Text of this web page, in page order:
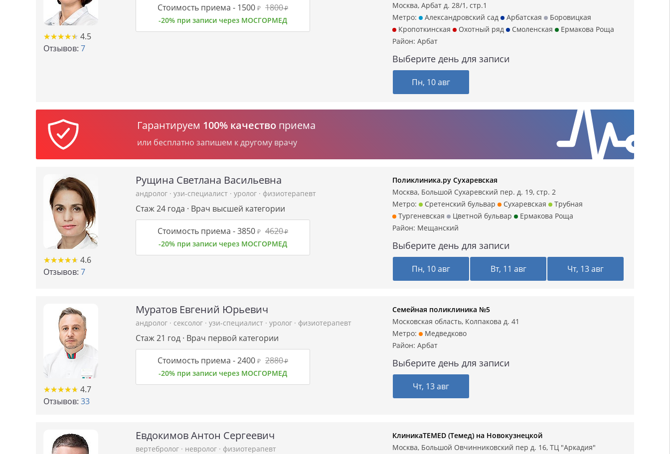
★★★★★
★★★★★ 4.5
Отзывов: 7
Стоимость приема - 1500 ₽ 1800₽
-20% при записи через МОСГОРМЕД
Москва, Арбат д. 28/1, стр.1
Метро:
Александровский сад Арбатская
Боровицкая
Кропоткинская
Охотный ряд Смоленская
Ермакова Роща
Район: Арбат
Выберите день для записи
Пн, 10 авг
Гарантируем 100% качество приема
или бесплатно запишем к другому врачу
★★★★★
★★★★★ 4.6
Отзывов: 7
Рущина Светлана Васильевна
андролог · узи-специалист · уролог · физиотерапевт
Стаж 24 года · Врач высшей категории
Стоимость приема -3850 ₽ 4620₽
-20% при записи через МОСГОРМЕД
Поликлиника.ру Сухаревская
Москва, Большой Сухаревский пер. д. 19, стр. 2
Метро:
Сретенский бульвар Сухаревская
Трубная
Тургеневская
Цветной бульвар
Ермакова Роща
Район: Мещанский
Выберите день для записи
Пн, 10 авг Вт, 11 авг Чт, 13 авг
★★★★★
★★★★★ 4.7
Отзывов: 33
Муратов Евгений Юрьевич
андролог · сексолог · узи-специалист · уролог · физиотерапевт
Стаж 21 год · Врач первой категории
Стоимость приема -2400 ₽ 2880₽
-20% при записи через МОСГОРМЕД
Семейная поликлиника №5
Московская область, Колпакова д. 41
Метро:
Медведково
Район: Арбат
Выберите день для записи
Чт, 13 авг
Евдокимов Антон Сергеевич
вертебролог · невролог · физиотерапевт
КлиникаTEMED (Темед) на Новокузнецкой
Москва, Большой Овчинниковский пер д. 16, ТЦ "Аркадия"